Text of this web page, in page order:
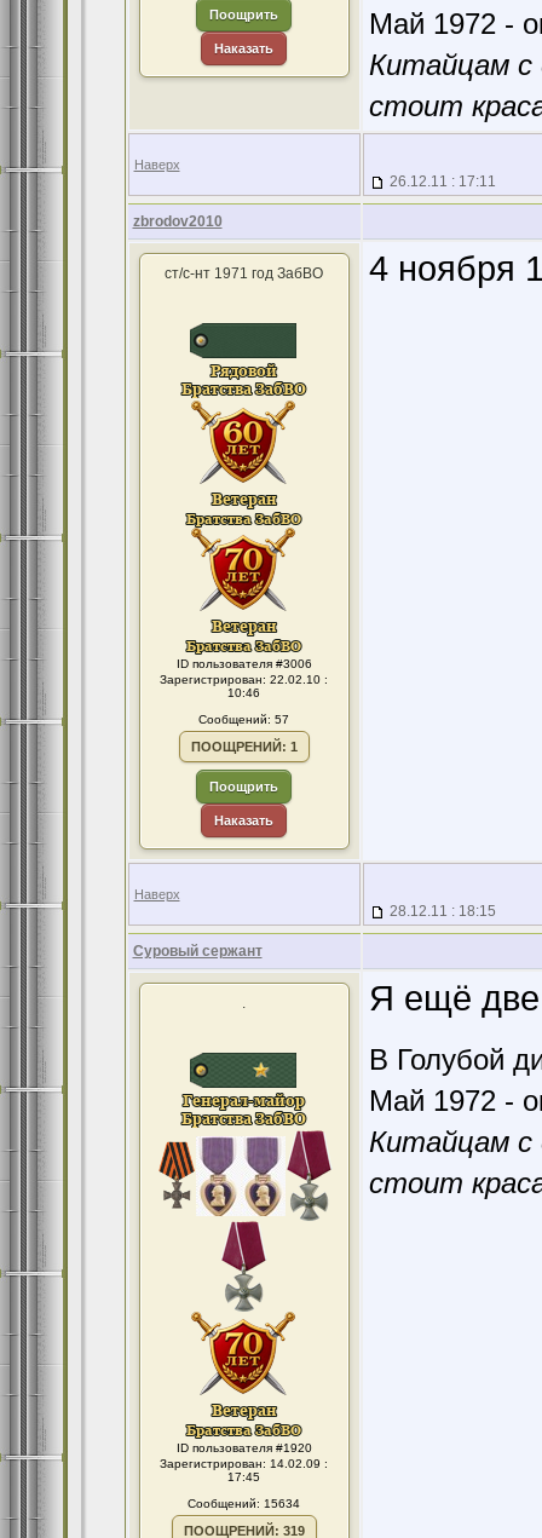
Поощрить
Наказать
Май 1972 -
Китайцам с
стоит
Наверх
26.12.11 : 17:11
zbrodov2010
ст/с-нт 1971 год ЗабВО
ID пользователя #3006
Зарегистрирован: 22.02.10 :
10:46
Сообщений: 57
ПООЩРЕНИЙ: 1
Поощрить
Наказать
4 ноября
Наверх
28.12.11 : 18:15
Суровый сержант
.
ID пользователя #1920
Зарегистрирован: 14.02.09 :
17:45
Сообщений: 15634
ПООЩРЕНИЙ: 319
Я ещё две
В Голубой
Май 1972 -
Китайцам с
стоит